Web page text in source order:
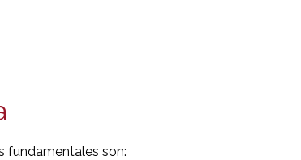
fundamentales son: